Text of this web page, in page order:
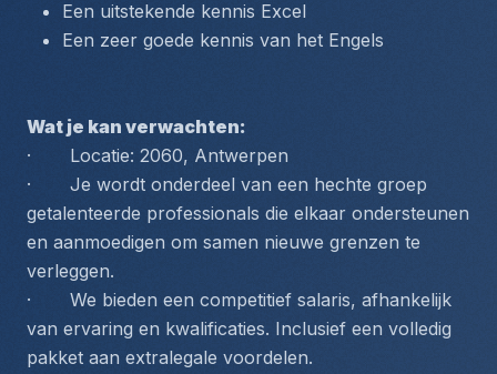
Een uitstekende kennis Excel
Een zeer goede kennis van het Engels
Wat je kan verwachten:
·       Locatie: 2060, Antwerpen
·       Je wordt onderdeel van een hechte groep
getalenteerde professionals die elkaar ondersteunen
en aanmoedigen om samen nieuwe grenzen te
verleggen.
·       We bieden een competitief salaris, afhankelijk
van ervaring en kwalificaties. Inclusief een volledig
pakket aan extralegale voordelen.